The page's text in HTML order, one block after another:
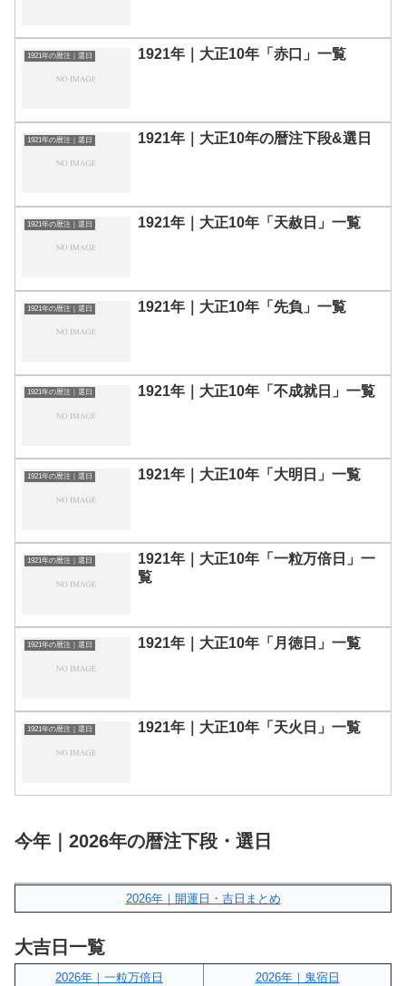
1921年の暦注｜選日 1921年｜大正10年「赤口」一覧
1921年の暦注｜選日 1921年｜大正10年の暦注下段&選日
1921年の暦注｜選日 1921年｜大正10年「天赦日」一覧
1921年の暦注｜選日 1921年｜大正10年「先負」一覧
1921年の暦注｜選日 1921年｜大正10年「不成就日」一覧
1921年の暦注｜選日 1921年｜大正10年「大明日」一覧
1921年の暦注｜選日
1921年｜大正10年「一粒万倍日」一
覧
1921年の暦注｜選日 1921年｜大正10年「月徳日」一覧
1921年の暦注｜選日 1921年｜大正10年「天火日」一覧
今年｜2026年の暦注下段・選日
2026年｜開運日・吉日まとめ
大吉日一覧
2026年｜一粒万倍日
2026年｜鬼宿日